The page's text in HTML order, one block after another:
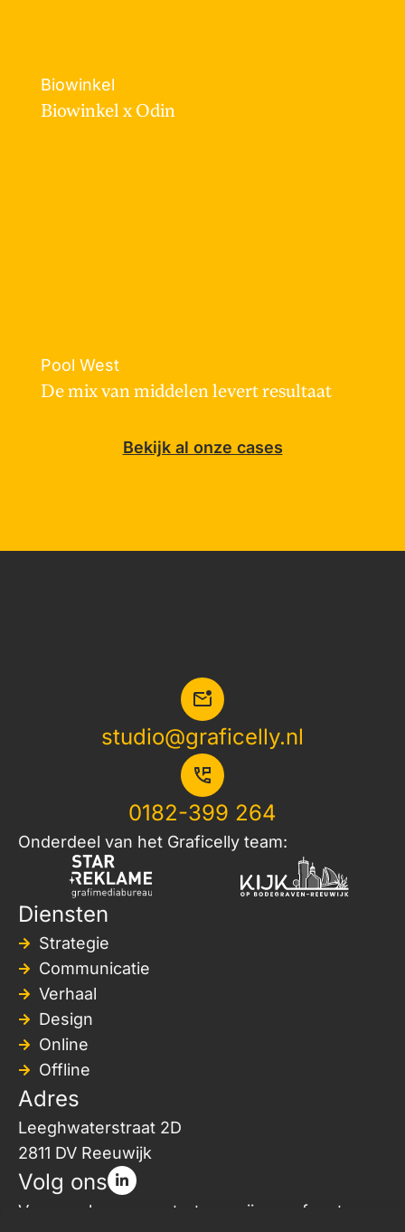
Biowinkel
Biowinkel x Odin
Pool West
De mix van middelen levert resultaat
Bekijk al onze cases
studio@graficelly.nl
0182-399 264
Onderdeel van het Graficelly team:
Diensten
Strategie
Communicatie
Verhaal
Design
Online
Offline
Adres
Leeghwaterstraat 2D
2811 DV Reeuwijk
Volg ons
Voor werk waar we trots op zijn en af en toe